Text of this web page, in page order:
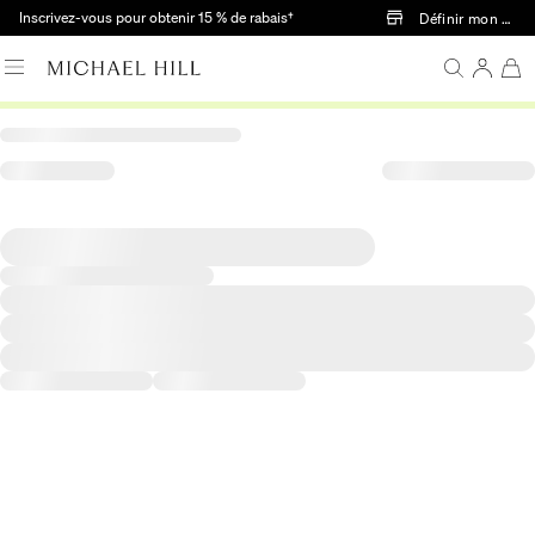
Passer au contenu principal
Inscrivez-vous pour obtenir 15 % de rabais† Définir mon